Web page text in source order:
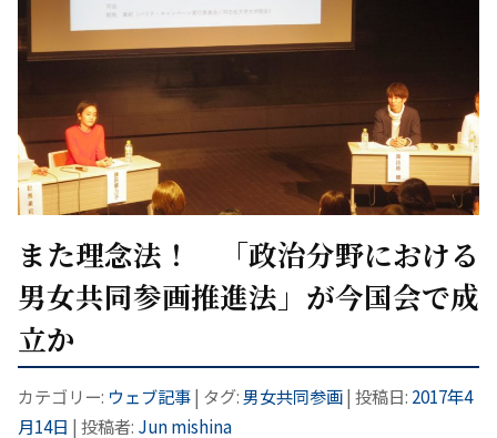
また理念法！ 「政治分野における
男女共同参画推進法」が今国会で成
立か
カテゴリー: ウェブ記事| タグ:男女共同参画| 投稿日: 2017年4
月14日 | 投稿者: Jun mishina